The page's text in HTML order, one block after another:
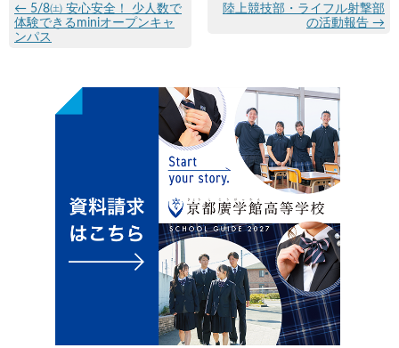
← 5/8㈯ 安心安全！ 少人数で
体験できるminiオープンキャ
ンパス
陸上競技部・ライフル射撃部
の活動報告 →